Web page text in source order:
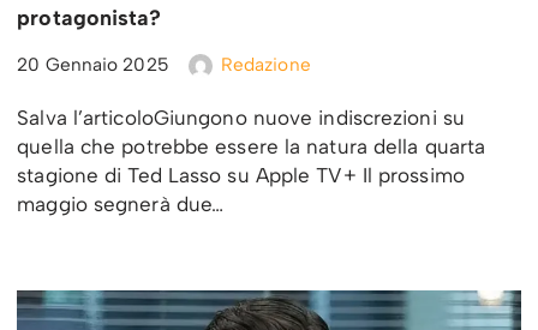
protagonista?
20 Gennaio 2025 Redazione
Salva l’articoloGiungono nuove indiscrezioni su
quella che potrebbe essere la natura della quarta
stagione di Ted Lasso su Apple TV+ Il prossimo
maggio segnerà due…